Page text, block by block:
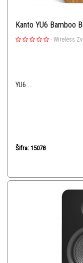
Kanto YU6 Bamboo
- Wireless
YU6 ...
Šifra: 15078